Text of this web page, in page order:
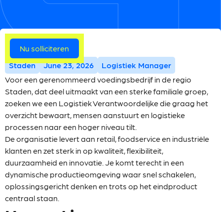
Meer vacatures
Staden June 23, 2026
Logistiek Manager
Voor een gerenommeerd voedingsbedrijf in de regio
Staden, dat deel uitmaakt van een sterke familiale groep,
zoeken we een Logistiek Verantwoordelijke die graag het
overzicht bewaart, mensen aanstuurt en logistieke
processen naar een hoger niveau tilt.
De organisatie levert aan retail, foodservice en industriële
klanten en zet sterk in op kwaliteit, flexibiliteit,
duurzaamheid en innovatie. Je komt terecht in een
dynamische productieomgeving waar snel schakelen,
oplossingsgericht denken en trots op het eindproduct
centraal staan.
Nu solliciteren